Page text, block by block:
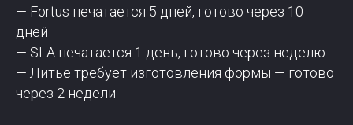
— Fortus печатается 5 дней, готово через 10
дней
— SLA печатается 1 день, готово через неделю
— Литье требует изготовления формы — готово
через 2 недели